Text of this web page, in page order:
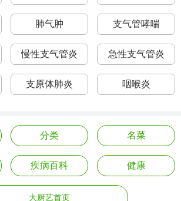
肺气肿 支气管哮喘
慢性支气管炎 急性支气管炎
支原体肺炎 咽喉炎
分类 名菜
疾病百科 健康
大厨艺首页